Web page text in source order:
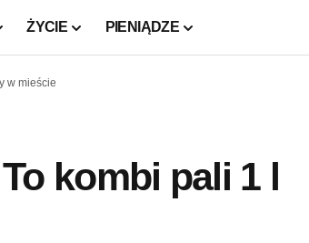
ŻYCIE PIENIĄDZE
w mieście
kombi pali 1 l